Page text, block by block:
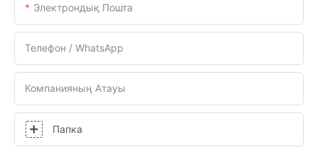
Электрондық Пошта
Телефон / WhatsApp
Компанияның Атауы
Папка